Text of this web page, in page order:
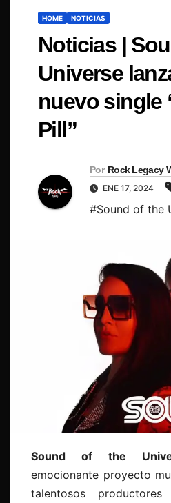
HOME NOTICIAS
Noticias |
Universe
nuevo single
Pill”
Por Rock Legacy
ENE 17, 2024
#Sound of the
Sound of the
emocionante proyecto
talentosos productores